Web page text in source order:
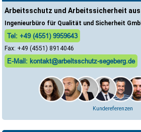
Arbeitsschutz und Arbeitssicherheit aus
Ingenieurbüro für Qualität und Sicherheit
Tel: +49 (4551) 9959643
Fax: +49 (4551) 8914046
E-Mail: kontakt@arbeitsschutz-segeberg.de
Kundereferenzen